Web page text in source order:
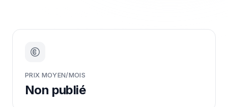
PRIX MOYEN/MOIS
Non publié